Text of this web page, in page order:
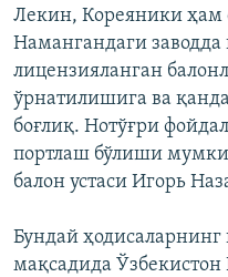
Лекин, Кореяники ҳам
Намангандаги
лицензияланган
ўрнатилишига ва
боғлиқ. Нотўғри
портлаш бўлиши
балон устаси Игорь
Бундай
мақсадида